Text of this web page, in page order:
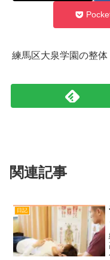
練馬区大泉学園の整
関連記事
日記